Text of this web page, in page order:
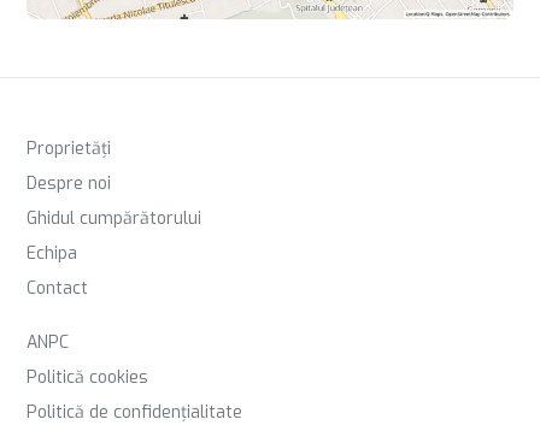
Proprietăți
Despre noi
Ghidul cumpărătorului
Echipa
Contact
ANPC
Politică cookies
Politică de confidențialitate